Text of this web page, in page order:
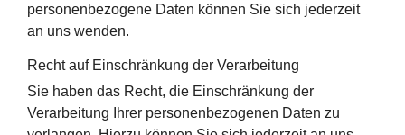
personenbezogene Daten können Sie sich jederzeit
an uns wenden.
Recht auf Einschränkung der Verarbeitung
Sie haben das Recht, die Einschränkung der
Verarbeitung Ihrer personenbezogenen Daten zu